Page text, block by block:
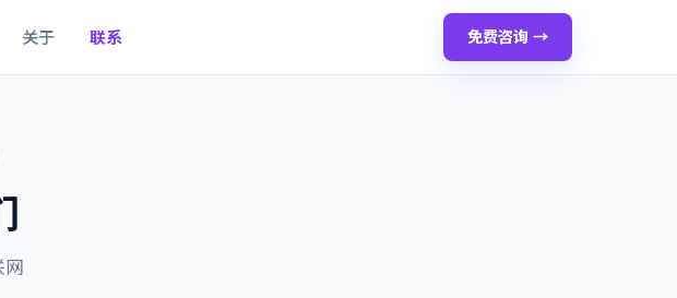
关于 联系 免费咨询 →
网